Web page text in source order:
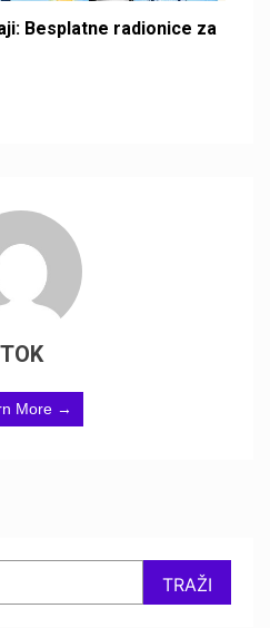
Besplatne radionice za
TOK
More →
TRAŽI